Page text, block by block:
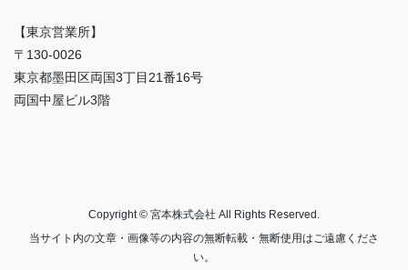
【東京営業所】
〒130-0026
東京都墨田区両国3丁目21番16号
両国中屋ビル3階
Copyright © 宮本株式会社 All Rights Reserved.
当サイト内の文章・画像等の内容の無断転載・無断使用はご遠慮くださ
い。